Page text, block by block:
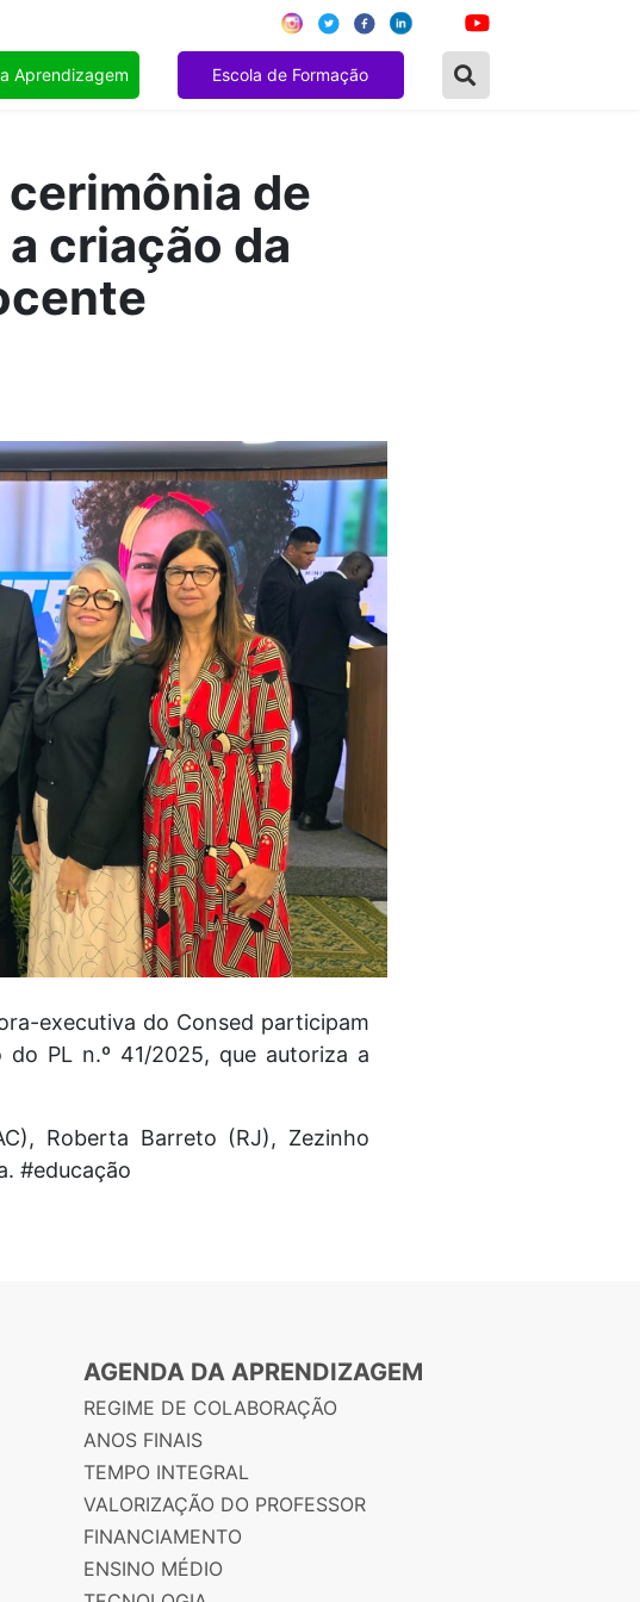
Aprendizagem Escola de Formação
de
criação da
executiva do Consed participam
PL n.º 41/2025, que autoriza a
Roberta Barreto (RJ), Zezinho
#educação
AGENDA DA APRENDIZAGEM
REGIME DE COLABORAÇÃO
ANOS FINAIS
TEMPO INTEGRAL
VALORIZAÇÃO DO PROFESSOR
FINANCIAMENTO
ENSINO MÉDIO